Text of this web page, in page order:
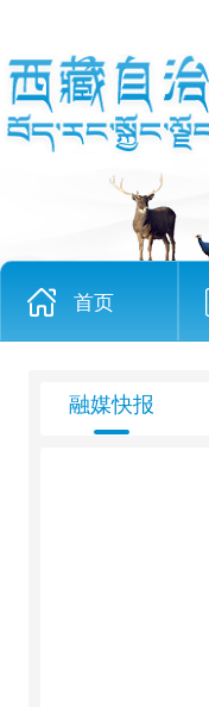
首页
融媒快报